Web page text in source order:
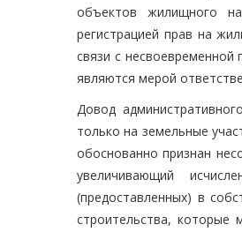
объектов жилищного
регистрацией прав на
связи с несвоевременной
являются мерой
Довод
только на земельные
обоснованно признан
увеличивающий
(предоставленных) в
строительства, которые